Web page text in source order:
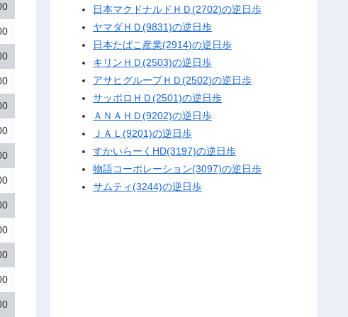
日本マクドナルドＨＤ(2702)の逆日歩
ヤマダＨＤ(9831)の逆日歩
日本たばこ産業(2914)の逆日歩
キリンＨＤ(2503)の逆日歩
アサヒグループＨＤ(2502)の逆日歩
サッポロＨＤ(2501)の逆日歩
ＡＮＡＨＤ(9202)の逆日歩
ＪＡＬ(9201)の逆日歩
すかいらーくHD(3197)の逆日歩
物語コーポレーション(3097)の逆日歩
サムティ(3244)の逆日歩